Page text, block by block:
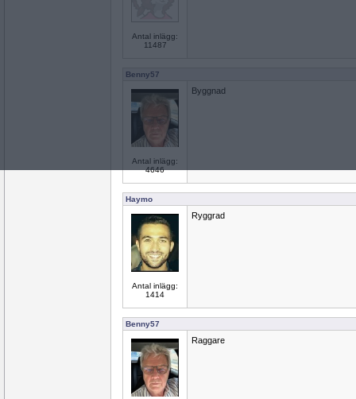
Antal inlägg:
11487
Benny57
Antal inlägg:
4646
Byggnad
Haymo
Antal inlägg:
1414
Ryggrad
Benny57
Raggare